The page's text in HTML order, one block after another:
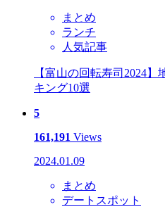
まとめ
ランチ
人気記事
【富山の回転寿司2024
キング10選
5
161,191 Views
2024.01.09
まとめ
デートスポット